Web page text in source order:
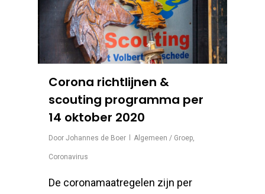
Corona richtlijnen &
scouting programma per
14 oktober 2020
Door Johannes de Boer Algemeen / Groep
Coronavirus
De coronamaatregelen zijn per